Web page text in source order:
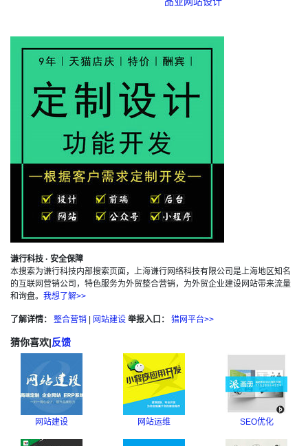
谦行科技 · 安全保障
本搜索为谦行科技内部搜索页面，上海谦行网络科技有限公司是上海地区知名
的互联网营销公司，特色服务为外贸整合营销，为外贸企业建设网站带来流量
和询盘。 我想了解>>
了解详情： 整合营销 网站建设 举报入口： 猎网平台>>
猜你喜欢|反馈
网站建设 网站运维 SEO优化